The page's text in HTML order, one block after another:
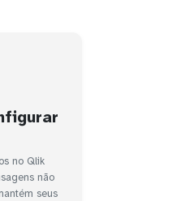
no Qlik
não
seus